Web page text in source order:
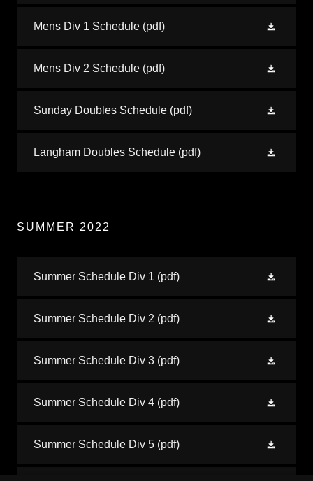
Mens Div 1 Schedule (pdf)
Mens Div 2 Schedule (pdf)
Sunday Doubles Schedule (pdf)
Langham Doubles Schedule (pdf)
SUMMER 2022
Summer Schedule Div 1 (pdf)
Summer Schedule Div 2 (pdf)
Summer Schedule Div 3 (pdf)
Summer Schedule Div 4 (pdf)
Summer Schedule Div 5 (pdf)